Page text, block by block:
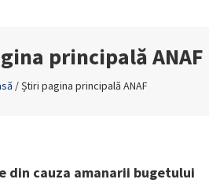
principală ANAF
/Știri pagina principală ANAF
din cauza amanarii bugetului